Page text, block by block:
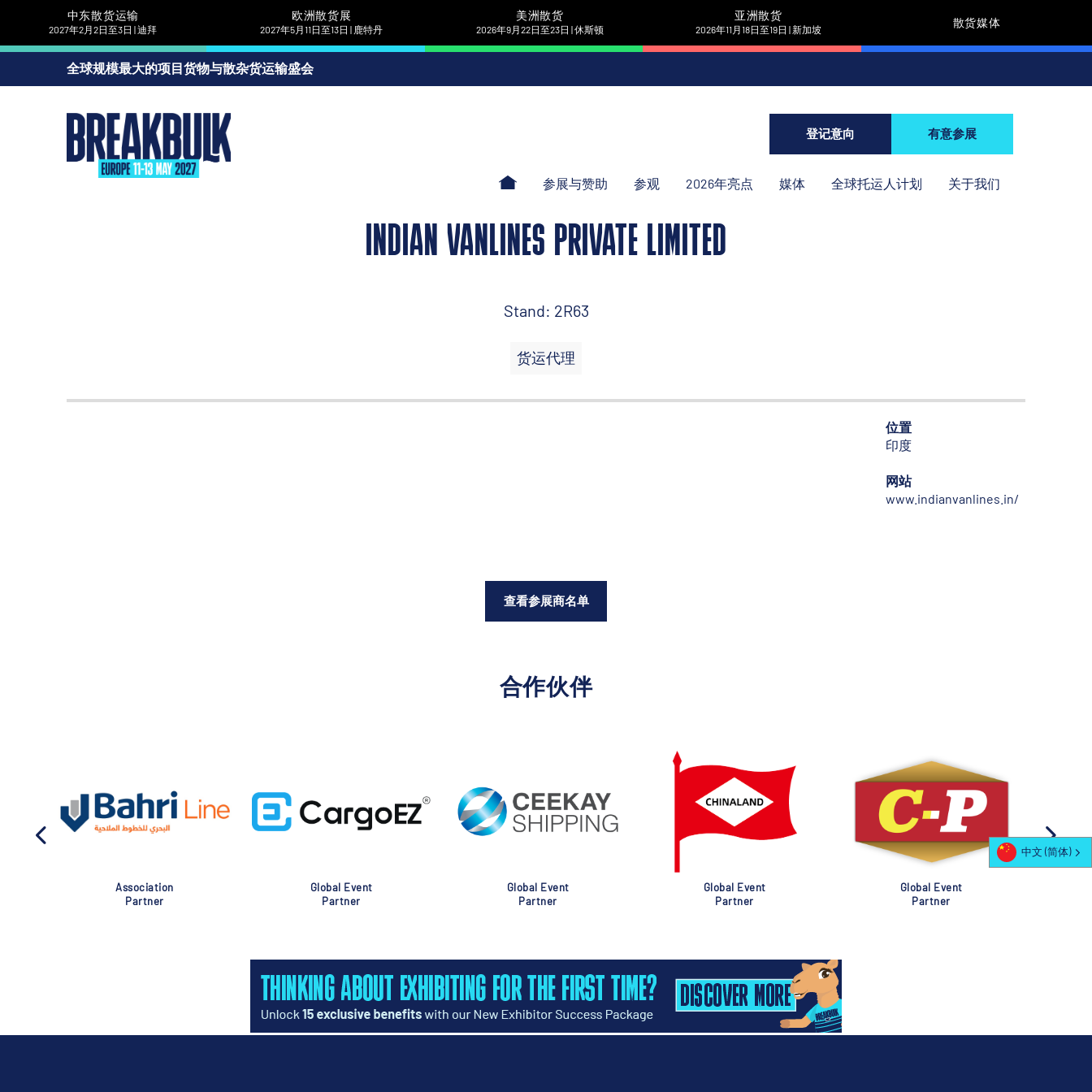
中东散货运输
2027年2月2日至3日 | 迪拜
欧洲散货展
2027年5月11日至13日 | 鹿特丹
美洲散货
2026年9月22日至23日 | 休斯顿
亚洲散货
2026年11月18日至19日 | 新加坡
散货媒体
全球规模最大的项目货物与散杂货运输盛会
登记意向 有意参展
参展与赞助 参观 2026年亮点 媒体 全球托运人计划 关于我们
INDIAN VANLINES PRIVATE LIMITED
Stand: 2R63
货运代理
位置
印度
网站
www.indianvanlines.in/
查看参展商名单
合作伙伴
Association
Partner
Global Event
Partner
Global Event
Partner
Global Event
Partner
Global Event
Partner
中文 (简体)